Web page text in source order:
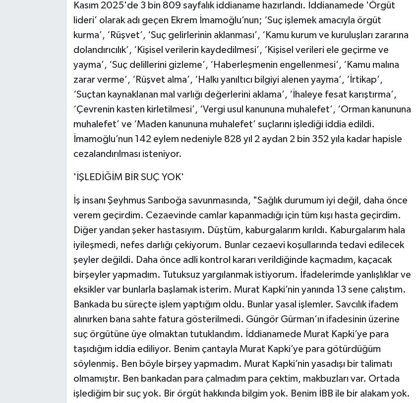
Kasım 2025'de 3 bin 809 sayfalık iddianame hazırlandı. İddianamede 'Örgüt
lideri’ olarak adı geçen Ekrem İmamoğlu’nun; ‘Suç işlemek amacıyla örgüt
kurma’, ‘Rüşvet’, ‘Suç gelirlerinin aklanması’, ‘Kamu kurum ve kuruluşları zararına
dolandırıcılık’, ‘Kişisel verilerin kaydedilmesi’, ‘Kişisel verileri ele geçirme ve
yayma’, ‘Suç delillerini gizleme’, ‘Haberleşmenin engellenmesi’, ‘Kamu malına
zarar verme’, ‘Rüşvet alma’, ‘Halkı yanıltıcı bilgiyi alenen yayma’, ‘İrtikap’,
‘Suçtan kaynaklanan mal varlığı değerlerini aklama’, ‘İhaleye fesat karıştırma’,
‘Çevrenin kasten kirletilmesi’, ‘Vergi usul kanununa muhalefet’, ‘Orman kanununa
muhalefet’ ve ‘Maden kanununa muhalefet’ suçlarını işlediği iddia edildi.
İmamoğlu’nun 142 eylem nedeniyle 828 yıl 2 aydan 2 bin 352 yıla kadar hapisle
cezalandırılması isteniyor.
'İŞLEDİĞİM BİR SUÇ YOK'
İş insanı Şeyhmus Sarıboğa savunmasında, "Sağlık durumum iyi değil, daha önce
verem geçirdim. Cezaevinde camlar kapanmadığı için tüm kışı hasta geçirdim.
Diğer yandan şeker hastasıyım. Düştüm, kaburgalarım kırıldı. Kaburgalarım hala
iyileşmedi, nefes darlığı çekiyorum. Bunlar cezaevi koşullarında tedavi edilecek
şeyler değildi. Daha önce adli kontrol kararı verildiğinde kaçmadım, kaçacak
birşeyler yapmadım. Tutuksuz yargılanmak istiyorum. İfadelerimde yanlışlıklar ve
eksikler var bunlarla başlamak isterim. Murat Kapki’nin yanında 13 sene çalıştım.
Bankada bu süreçte işlem yaptığım oldu. Bunlar yasal işlemler. Savcılık ifadem
alınırken bana sahte fatura gösterilmedi. Güngör Gürman’ın ifadesinin üzerine
suç örgütüne üye olmaktan tutuklandım. İddianamede Murat Kapki’ye para
taşıdığım iddia ediliyor. Benim çantayla Murat Kapki’ye para götürdüğüm
söylenmiş. Ben böyle birşey yapmadım. Murat Kapki’nin yasadışı bir talimatı
olmamıştır. Ben bankadan para çalmadım para çektim, makbuzları var. Ortada
işlediğim bir suç yok. Bir örgüt hakkında bilgim yok. Benim İBB ile bir alakam yok.